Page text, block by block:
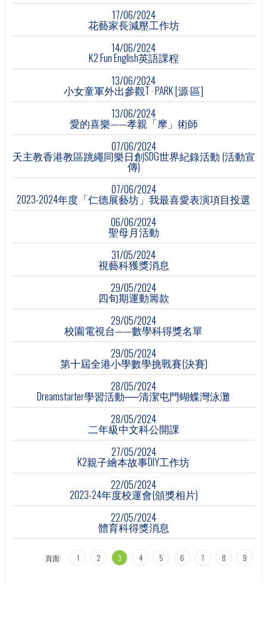
17/06/2024
花藝家長減壓工作坊
14/06/2024
K2 Fun English英語課程
13/06/2024
小女童軍外出參觀T · PARK [源·區]
13/06/2024
愛的喜樂——孝親「摩」術師
07/06/2024
天主教香港教區跳繩同樂日創SDG世界紀錄活動 (活動宣
傳)
07/06/2024
2023-2024年度「仁德展藝坊」我最喜愛表演項目投選
06/06/2024
聖母月活動
31/05/2024
視藝科獲獎消息
29/05/2024
四旬期運動籌款
29/05/2024
校園電視台——數學科得獎名單
29/05/2024
第十屆全港小學數學挑戰賽(決賽)
28/05/2024
Dreamstarter學習活動──清潔屯門蝴蝶灣泳灘
28/05/2024
二年級中文科公開課
27/05/2024
K2親子繪本故事DIY工作坊
22/05/2024
2023-24年度校運會(頒獎相片)
22/05/2024
體育科得獎消息
頁面: 1 2 3 4 5 6 7 8 9